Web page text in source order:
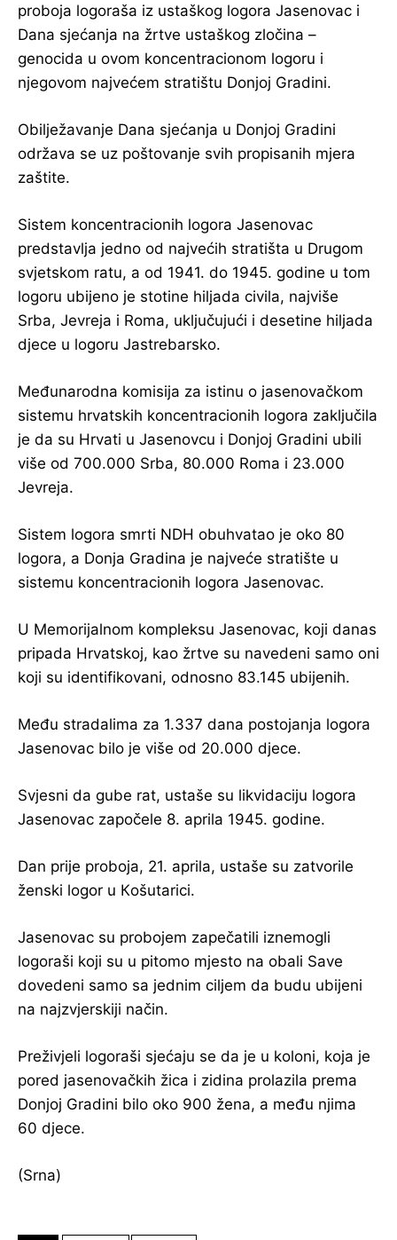
proboja logoraša iz ustaškog logora Jasenovac i
Dana sjećanja na žrtve ustaškog zločina –
genocida u ovom koncentracionom logoru i
njegovom najvećem stratištu Donjoj Gradini.
Obilježavanje Dana sjećanja u Donjoj Gradini
održava se uz poštovanje svih propisanih mjera
zaštite.
Sistem koncentracionih logora Jasenovac
predstavlja jedno od najvećih stratišta u Drugom
svjetskom ratu, a od 1941. do 1945. godine u tom
logoru ubijeno je stotine hiljada civila, najviše
Srba, Jevreja i Roma, uključujući i desetine hiljada
djece u logoru Jastrebarsko.
Međunarodna komisija za istinu o jasenovačkom
sistemu hrvatskih koncentracionih logora zaključila
je da su Hrvati u Jasenovcu i Donjoj Gradini ubili
više od 700.000 Srba, 80.000 Roma i 23.000
Jevreja.
Sistem logora smrti NDH obuhvatao je oko 80
logora, a Donja Gradina je najveće stratište u
sistemu koncentracionih logora Jasenovac.
U Memorijalnom kompleksu Jasenovac, koji danas
pripada Hrvatskoj, kao žrtve su navedeni samo oni
koji su identifikovani, odnosno 83.145 ubijenih.
Među stradalima za 1.337 dana postojanja logora
Jasenovac bilo je više od 20.000 djece.
Svjesni da gube rat, ustaše su likvidaciju logora
Jasenovac započele 8. aprila 1945. godine.
Dan prije proboja, 21. aprila, ustaše su zatvorile
ženski logor u Кošutarici.
Jasenovac su probojem zapečatili iznemogli
logoraši koji su u pitomo mjesto na obali Save
dovedeni samo sa jednim ciljem da budu ubijeni
na najzvjerskiji način.
Preživjeli logoraši sjećaju se da je u koloni, koja je
pored jasenovačkih žica i zidina prolazila prema
Donjoj Gradini bilo oko 900 žena, a među njima
60 djece.
(Srna)